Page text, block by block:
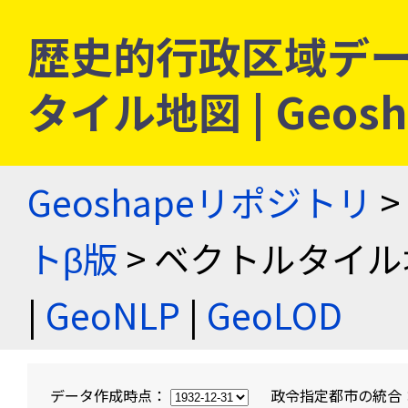
歴史的行政区域デ
タイル地図 |
Geoshapeリポジトリ >
トβ版 > ベクトルタイ
| GeoNLP | GeoLOD
データ作成時点： 政令指定都市の統